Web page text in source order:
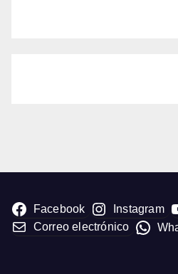
Facebook Instagram
Correo electrónico